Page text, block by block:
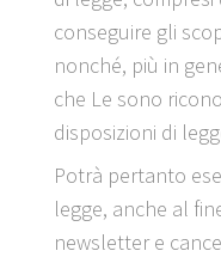
conseguire gli
nonché, più in
che Le sono
disposizioni di
Potrà pertanto
legge, anche al
newsletter e